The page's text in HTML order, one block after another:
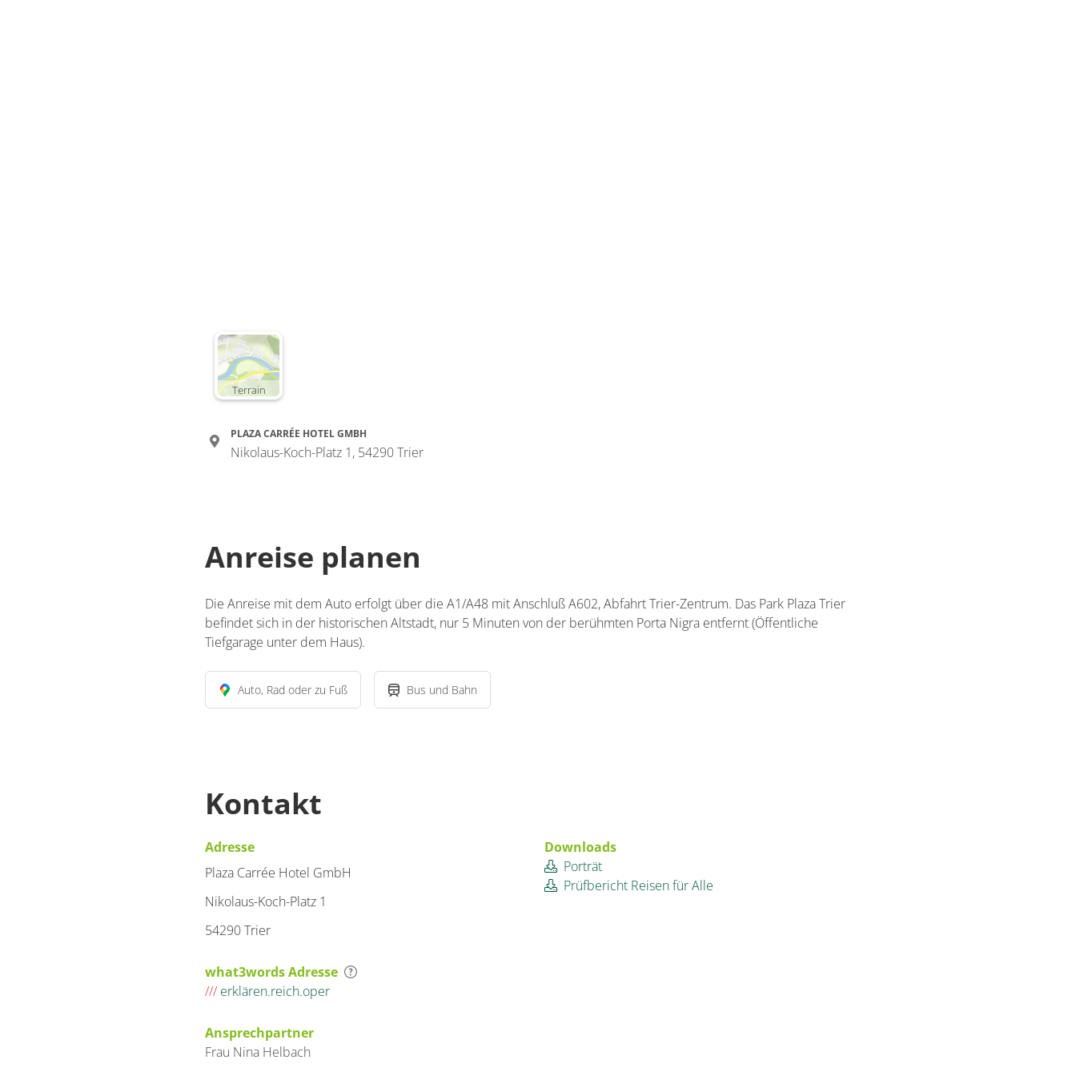
Terrain
PLAZA CARRÉE HOTEL GMBH
Nikolaus-Koch-Platz 1, 54290 Trier
Anreise planen
Die Anreise mit dem Auto erfolgt über die A1/A48 mit Anschluß A602, Abfahrt Trier-Zentrum. Das Park Plaza Trier
befindet sich in der historischen Altstadt, nur 5 Minuten von der berühmten Porta Nigra entfernt (Öffentliche
Tiefgarage unter dem Haus).
Auto, Rad oder zu Fuß Bus und Bahn
Kontakt
Adresse
Plaza Carrée Hotel GmbH
Nikolaus-Koch-Platz 1
54290 Trier
what3words Adresse
/// erklären.reich.oper
Ansprechpartner
Frau Nina Helbach
Downloads
Porträt
Prüfbericht Reisen für Alle